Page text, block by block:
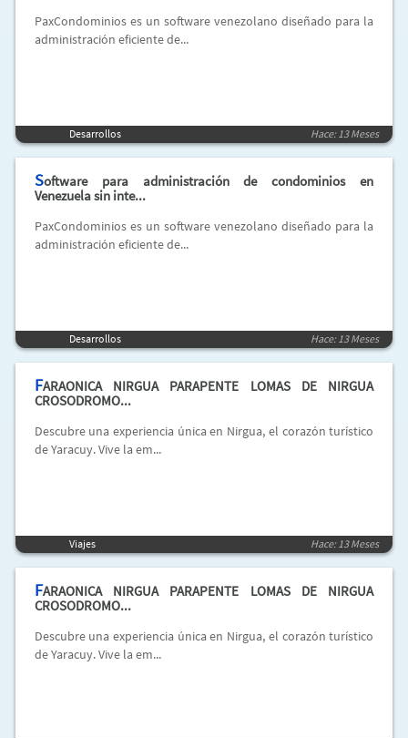
PaxCondominios es un software venezolano diseñado para la
administración eficiente de...
Desarrollos Hace: 13 Meses
Software para administración de condominios en
Venezuela sin inte...
PaxCondominios es un software venezolano diseñado para la
administración eficiente de...
Desarrollos Hace: 13 Meses
FARAONICA NIRGUA PARAPENTE LOMAS DE NIRGUA
CROSODROMO...
Descubre una experiencia única en Nirgua, el corazón turístico
de Yaracuy. Vive la em...
Viajes Hace: 13 Meses
FARAONICA NIRGUA PARAPENTE LOMAS DE NIRGUA
CROSODROMO...
Descubre una experiencia única en Nirgua, el corazón turístico
de Yaracuy. Vive la em...